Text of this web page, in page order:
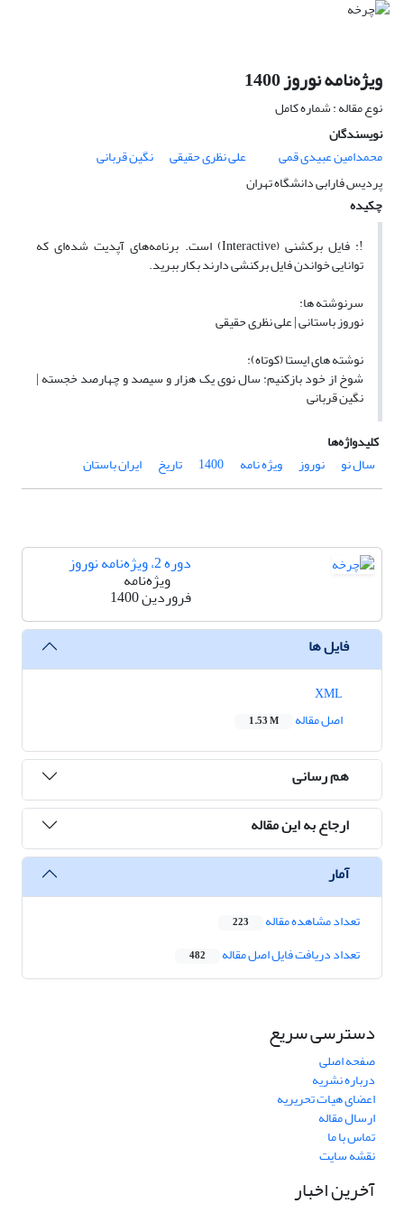
ویژه‌نامه نوروز 1400
نوع مقاله : شماره کامل
نویسندگان
محمدامین عبیدی قمی
علی نظری حقیقی
نگین قربانی
پردیس فارابی دانشگاه تهران
چکیده
!: فایل برکشنی (Interactive) است. برنامه‌های آپدیت شده‌ای که
توانایی خواندن فایل برکنشی دارند بکار ببرید.
سرنوشته ها:
نوروز باستانی | علی نظری حقیقی
نوشته های ایستا (کوتاه):
شوخ از خود بازکنیم: سال نوی یک هزار و سیصد و چهارصد خجسته |
نگین قربانی
کلیدواژه‌ها
سال نو
نوروز ویژه نامه 1400 تاریخ ایران باستان
دوره 2، ویژه‌نامه نوروز
ویژه‌نامه
فروردین 1400
فایل ها
اصل مقاله
1.53 M
هم رسانی
ارجاع به این مقاله
آمار
تعداد مشاهده مقاله 223
تعداد دریافت فایل اصل مقاله 482
دسترسی سریع
صفحه اصلی
درباره نشریه
اعضای هیات تحریریه
ارسال مقاله
تماس با ما
نقشه سایت
آخرین اخبار